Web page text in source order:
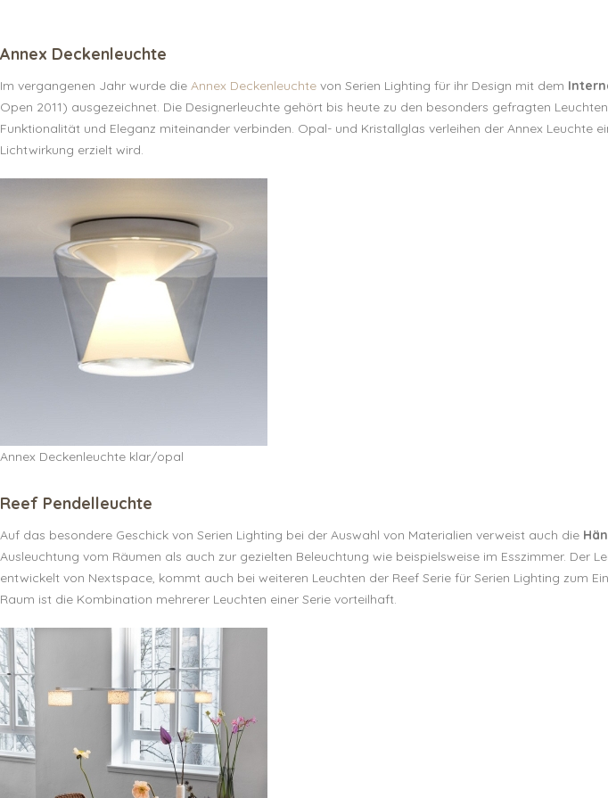
Annex Deckenleuchte
Im vergangenen Jahr wurde die Annex Deckenleuchte von Serien Lighting für ihr Design mit dem
Open 2011) ausgezeichnet. Die Designerleuchte gehört bis heute zu den besonders gefragten
Funktionalität und Eleganz miteinander verbinden. Opal- und Kristallglas verleihen der Annex Leuchte
Lichtwirkung erzielt wird.
Annex Deckenleuchte klar/opal
Reef Pendelleuchte
Auf das besondere Geschick von Serien Lighting bei der Auswahl von Materialien verweist auch die
Ausleuchtung vom Räumen als auch zur gezielten Beleuchtung wie beispielsweise im Esszimmer. Der
entwickelt von Nextspace, kommt auch bei weiteren Leuchten der Reef Serie für Serien Lighting zum
Raum ist die Kombination mehrerer Leuchten einer Serie vorteilhaft.